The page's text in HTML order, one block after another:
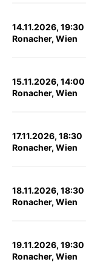
14.11.2026, 19:30
Ronacher, Wien
15.11.2026, 14:00
Ronacher, Wien
17.11.2026, 18:30
Ronacher, Wien
18.11.2026, 18:30
Ronacher, Wien
19.11.2026, 19:30
Ronacher, Wien